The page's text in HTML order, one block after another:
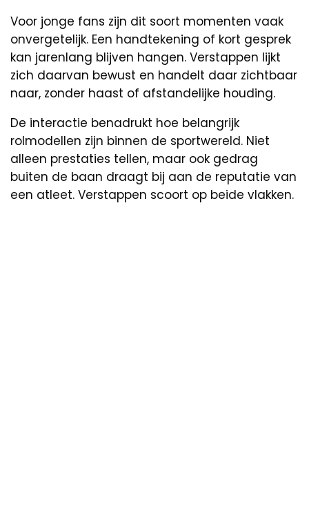
Voor jonge fans zijn dit soort momenten vaak
onvergetelijk. Een handtekening of kort gesprek
kan jarenlang blijven hangen. Verstappen lijkt
zich daarvan bewust en handelt daar zichtbaar
naar, zonder haast of afstandelijke houding.
De interactie benadrukt hoe belangrijk
rolmodellen zijn binnen de sportwereld. Niet
alleen prestaties tellen, maar ook gedrag
buiten de baan draagt bij aan de reputatie van
een atleet. Verstappen scoort op beide vlakken.